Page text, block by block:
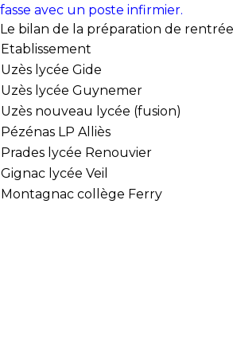
fasse avec un poste infirmier.
Le bilan de la préparation de
Etablissement
Uzès lycée Gide
Uzès lycée Guynemer
Uzès nouveau lycée (fusion)
Pézénas LP Alliès
Prades lycée Renouvier
Gignac lycée Veil
Montagnac collège Ferry